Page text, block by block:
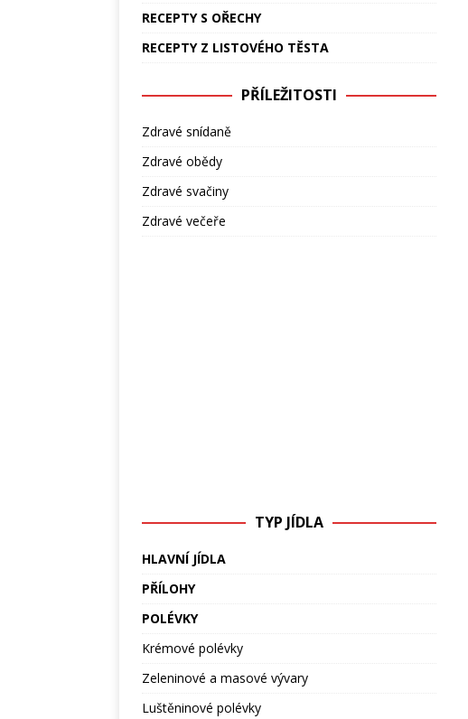
RECEPTY S OŘECHY
RECEPTY Z LISTOVÉHO TĚSTA
PŘÍLEŽITOSTI
Zdravé snídaně
Zdravé obědy
Zdravé svačiny
Zdravé večeře
TYP JÍDLA
HLAVNÍ JÍDLA
PŘÍLOHY
POLÉVKY
Krémové polévky
Zeleninové a masové vývary
Luštěninové polévky